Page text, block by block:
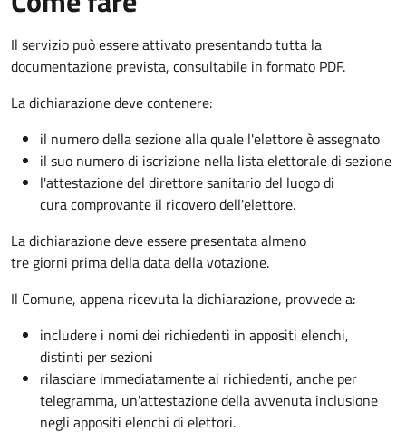
Il servizio può essere attivato presentando tutta la
documentazione prevista, consultabile in formato PDF.
La dichiarazione deve contenere:
il numero della sezione alla quale l'elettore è assegnato
il suo numero di iscrizione nella lista elettorale di sezione
l'attestazione del direttore sanitario del luogo di
cura comprovante il ricovero dell'elettore.
La dichiarazione deve essere presentata almeno
tre giorni prima della data della votazione.
Il Comune, appena ricevuta la dichiarazione, provvede a:
includere i nomi dei richiedenti in appositi elenchi,
distinti per sezioni
rilasciare immediatamente ai richiedenti, anche per
telegramma, un'attestazione della avvenuta inclusione
negli appositi elenchi di elettori.